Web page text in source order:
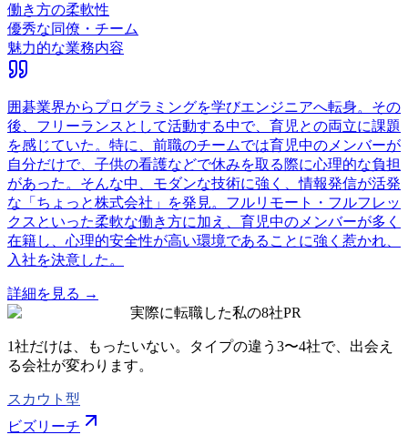
働き方の柔軟性
優秀な同僚・チーム
魅力的な業務内容
囲碁業界からプログラミングを学びエンジニアへ転身。その
後、フリーランスとして活動する中で、育児との両立に課題
を感じていた。特に、前職のチームでは育児中のメンバーが
自分だけで、子供の看護などで休みを取る際に心理的な負担
があった。そんな中、モダンな技術に強く、情報発信が活発
な「ちょっと株式会社」を発見。フルリモート・フルフレッ
クスといった柔軟な働き方に加え、育児中のメンバーが多く
在籍し、心理的安全性が高い環境であることに強く惹かれ、
入社を決意した。
詳細を見る →
実際に転職した私の8社PR
1社だけは、もったいない。タイプの違う 3〜4社で、出会え
る会社が変わります。
スカウト型
ビズリーチ